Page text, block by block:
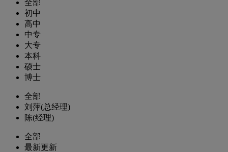
全部
初中
高中
中专
大专
本科
硕士
博士
全部
刘萍(总经理)
陈(经理)
全部
最新更新